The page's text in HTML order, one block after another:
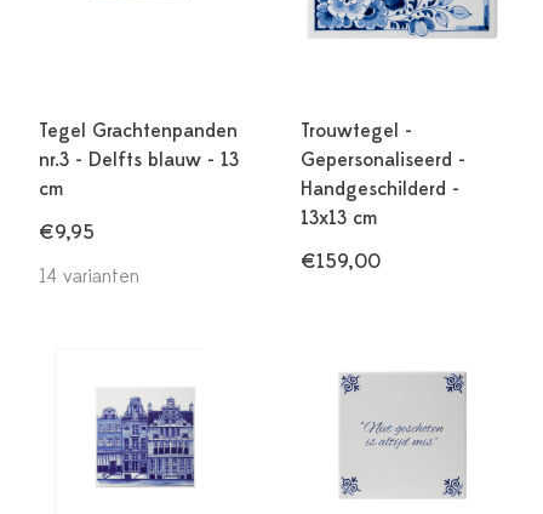
Tegel Grachtenpanden
nr.3 - Delfts blauw - 13
cm
€9,95
14 varianten
Trouwtegel -
Gepersonaliseerd -
Handgeschilderd -
13x13 cm
€159,00